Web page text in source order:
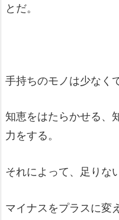
とだ。
手持ちのモノは少なく
知恵をはたらかせる、
力をする。
それによって、足りな
マイナスをプラスに変